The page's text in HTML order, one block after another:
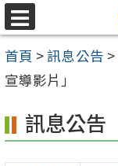
跳
至
主
要
容
區
選
單
首頁 >訊息公告 >
宣導影片」
訊息公告